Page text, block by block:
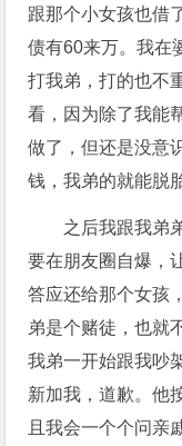
跟那个小女孩也借
债有60来万。我在
打我弟，打的也不
看，因为除了我能
做了，但还是没意
钱，我弟的就能脱
之后我跟我弟
要在朋友圈自爆，
答应还给那个女孩
弟是个赌徒，也就
我弟一开始跟我吵
新加我，道歉。他
且我会一个个问亲